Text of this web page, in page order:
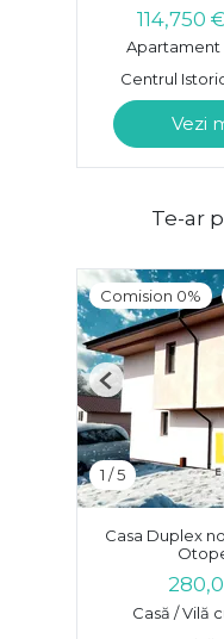
114,750
Apartament
Centrul
Vezi
Te-ar
Comision 0%
1 /5
Previous
Casa Duplex
Casă / Vilă